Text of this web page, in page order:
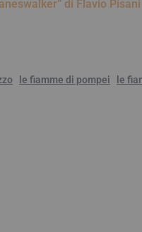
di Flavio Pisani
le fiamme di pompei le